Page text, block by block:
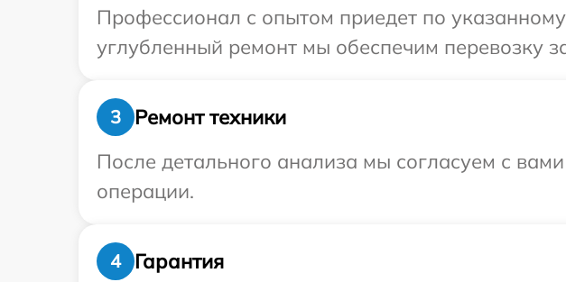
Профессионал с опытом приедет по
углубленный ремонт мы обеспечим перевозку
3
Ремонт техники
После детального анализа мы согласуем с
операции.
4
Гарантия